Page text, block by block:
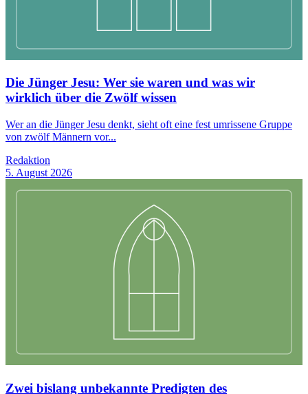
Die Jünger Jesu: Wer sie waren und was wir
wirklich über die Zwölf wissen
Wer an die Jünger Jesu denkt, sieht oft eine fest umrissene Gruppe
von zwölf Männern vor...
Redaktion
5. August 2026
Zwei bislang unbekannte Predigten des